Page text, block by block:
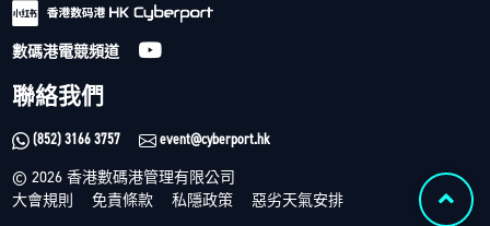
數碼港電競頻道
聯絡我們
(852) 3166 3757
event@cyberport.hk
© 2026 香港數碼港管理有限公司
大會規則 免責條款 私隱政策 惡劣天氣安排